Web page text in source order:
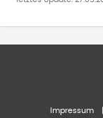
Impressum